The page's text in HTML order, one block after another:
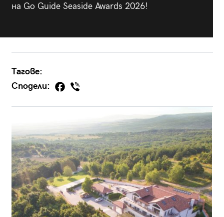
на Go Guide Seaside Awards 2026!
Тагове:
Сподели: